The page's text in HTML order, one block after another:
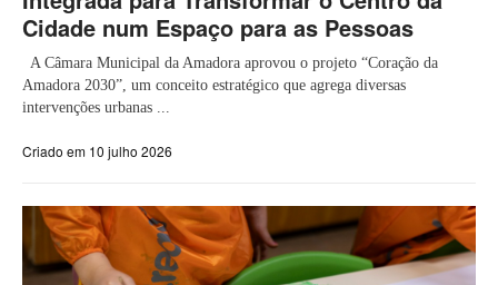
Cidade num Espaço para as Pessoas
A Câmara Municipal da Amadora aprovou o projeto “Coração da
Amadora 2030”, um conceito estratégico que agrega diversas
intervenções urbanas ...
Criado em 10 julho 2026